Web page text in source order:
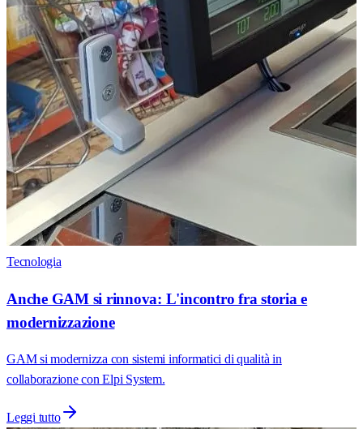
Tecnologia
Anche GAM si rinnova: L'incontro fra storia e
modernizzazione
GAM si modernizza con sistemi informatici di qualità in
collaborazione con Elpi System.
Leggi tutto